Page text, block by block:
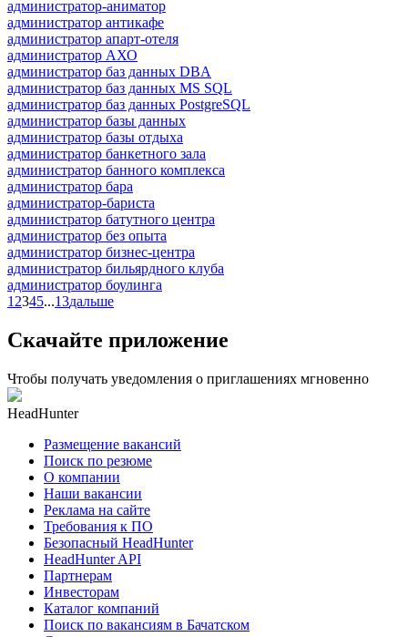
администратор-аниматор
администратор антикафе
администратор апарт-отеля
администратор АХО
администратор баз данных DBA
администратор баз данных MS SQL
администратор баз данных PostgreSQL
администратор базы данных
администратор базы отдыха
администратор банкетного зала
администратор банного комплекса
администратор бара
администратор-бариста
администратор батутного центра
администратор без опыта
администратор бизнес-центра
администратор бильярдного клуба
администратор боулинга
1 2345...13дальше
Скачайте приложение
Чтобы получать уведомления о приглашениях мгновенно
HeadHunter
Размещение вакансий
Поиск по резюме
О компании
Наши вакансии
Реклама на сайте
Требования к ПО
Безопасный HeadHunter
HeadHunter API
Партнерам
Инвесторам
Каталог компаний
Поиск по вакансиям в Бачатском